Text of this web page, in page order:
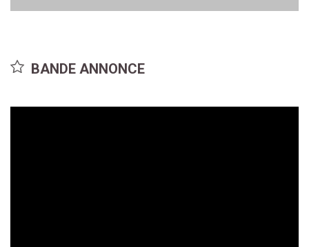
Nate Bargatze
Nate Wilcox
BANDE ANNONCE